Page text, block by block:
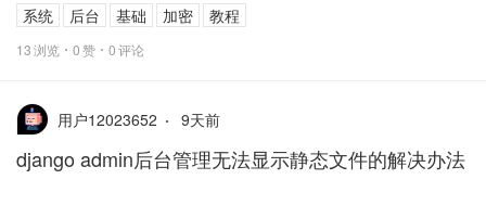
系统
后台 基础 加密 教程
13浏览 0赞 0评论
用户12023652 9天前
django admin后台管理无法显示静态文件的解决办法